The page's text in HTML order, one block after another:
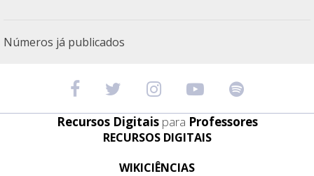
Números já publicados
Recursos Digitais para Professores
RECURSOS DIGITAIS
WIKICIÊNCIAS